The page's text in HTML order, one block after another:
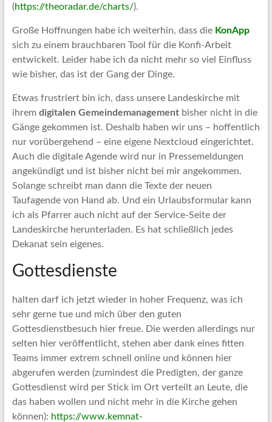
(https://theoradar.de/charts/).
Große Hoffnungen habe ich weiterhin, dass die KonApp
sich zu einem brauchbaren Tool für die Konfi-Arbeit
entwickelt. Leider habe ich da nicht mehr so viel Einfluss
wie bisher, das ist der Gang der Dinge.
Etwas frustriert bin ich, dass unsere Landeskirche mit
ihrem digitalen Gemeindemanagementbisher nicht in die
Gänge gekommen ist. Deshalb haben wir uns – hoffentlich
nur vorübergehend – eine eigene Nextcloud eingerichtet.
Auch die digitale Agende wird nur in Pressemeldungen
angekündigt und ist bisher nicht bei mir angekommen.
Solange schreibt man dann die Texte der neuen
Taufagende von Hand ab. Und ein Urlaubsformular kann
ich als Pfarrer auch nicht auf der Service-Seite der
Landeskirche herunterladen. Es hat schließlich jedes
Dekanat sein eigenes.
Gottesdienste
halten darf ich jetzt wieder in hoher Frequenz, was ich
sehr gerne tue und mich über den guten
Gottesdienstbesuch hier freue. Die werden allerdings nur
selten hier veröffentlicht, stehen aber dank eines fitten
Teams immer extrem schnell online und können hier
abgerufen werden (zumindest die Predigten, der ganze
Gottesdienst wird per Stick im Ort verteilt an Leute, die
das haben wollen und nicht mehr in die Kirche gehen
können): https://www.kemnat-